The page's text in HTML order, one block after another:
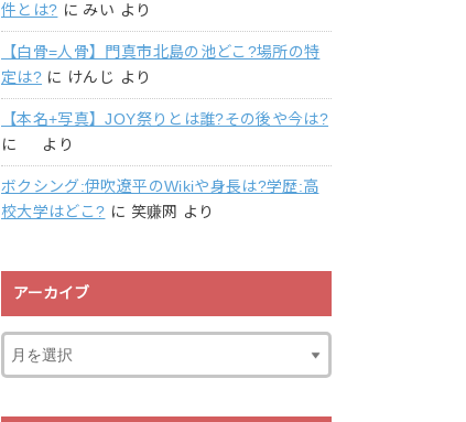
件とは? に みい より
【白骨=人骨】門真市北島の池どこ?場所の特
定は? に けんじ より
【本名+写真】JOY祭りとは誰?その後や今は?
に
より
ボクシング:伊吹遼平のWikiや身長は?学歴:高
校大学はどこ? に 笑赚网 より
アーカイブ